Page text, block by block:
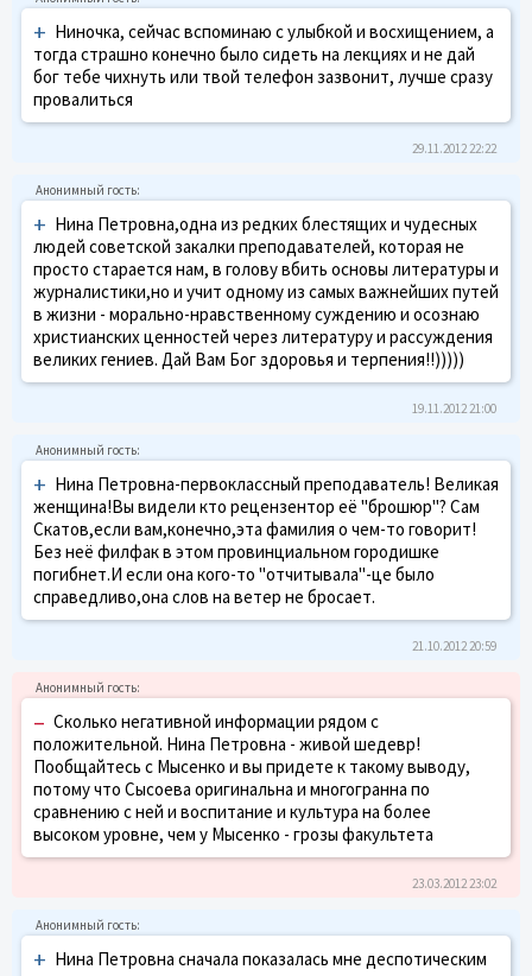
+ Ниночка, сейчас вспоминаю с улыбкой и восхищением, а
тогда страшно конечно было сидеть на лекциях и не дай
бог тебе чихнуть или твой телефон зазвонит, лучше сразу
провалиться
29.11.2012 22:22
+ Нина Петровна,одна из редких блестящих и чудесных
людей советской закалки преподавателей, которая не
просто старается нам, в голову вбить основы литературы и
журналистики,но и учит одному из самых важнейших путей
в жизни - морально-нравственному суждению и осознаю
христианских ценностей через литературу и рассуждения
великих гениев. Дай Вам Бог здоровья и терпения!!)))))
19.11.2012 21:00
+ Нина Петровна-первоклассный преподаватель! Великая
женщина!Вы видели кто рецензентор её "брошюр"? Сам
Скатов,если вам,конечно,эта фамилия о чем-то говорит!
Без неё филфак в этом провинциальном городишке
погибнет.И если она кого-то "отчитывала"-це было
справедливо,она слов на ветер не бросает.
21.10.2012 20:59
– Сколько негативной информации рядом с
положительной. Нина Петровна - живой шедевр!
Пообщайтесь с Мысенко и вы придете к такому выводу,
потому что Сысоева оригинальна и многогранна по
сравнению с ней и воспитание и культура на более
высоком уровне, чем у Мысенко - грозы факультета
23.03.2012 23:02
+ Нина Петровна сначала показалась мне деспотическим